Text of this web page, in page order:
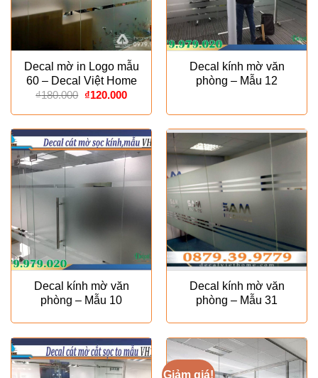
Decal mờ in Logo mẫu
60 – Decal Việt Home
₫180.000 Giá
là:
₫180.000.
₫120.000Giá
tại
là:
₫120.000.
Decal kính mờ văn
phòng – Mẫu 12
Decal kính mờ văn
phòng – Mẫu 10
Decal kính mờ văn
phòng – Mẫu 31
Giảm giá!